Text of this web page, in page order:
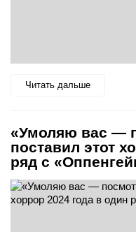
Читать дальше
«Умоляю вас —
поставил этот
ряд с